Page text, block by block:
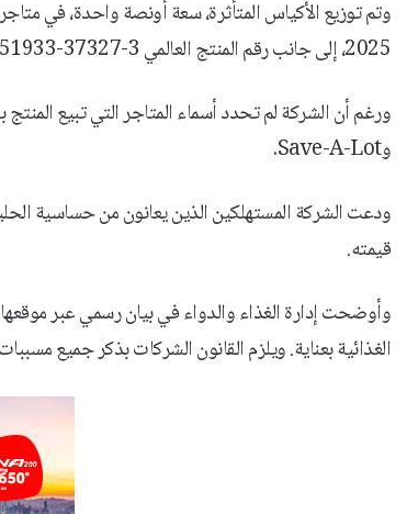
2025، إلى جانب رقم المنتج العالمي UPC: 0-51933-37327-3.
ورغم أن الشركة لم تحدد أسماء المتاجر التي تبيع
وSave-A-Lot.
ودعت الشركة المستهلكين الذين يعانون من حساسية
قيمته.
وأوضحت إدارة الغذاء والدواء في بيان رسمي عبر
الغذائية بعناية. ويلزم القانون الشركات بذكر جميع